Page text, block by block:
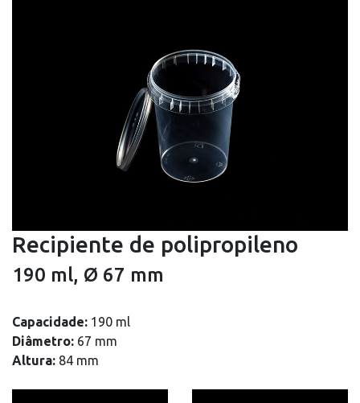
Recipiente de polipropileno
190 ml, Ø 67 mm
Capacidade: 190 ml
Diâmetro: 67 mm
Altura: 84 mm